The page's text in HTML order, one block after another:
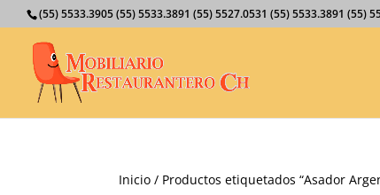
(55) 5533.3905 (55) 5533.3891 (55) 5527.0531 (55) 5533.3891 (55)
Inicio / Productos etiquetados “Asador